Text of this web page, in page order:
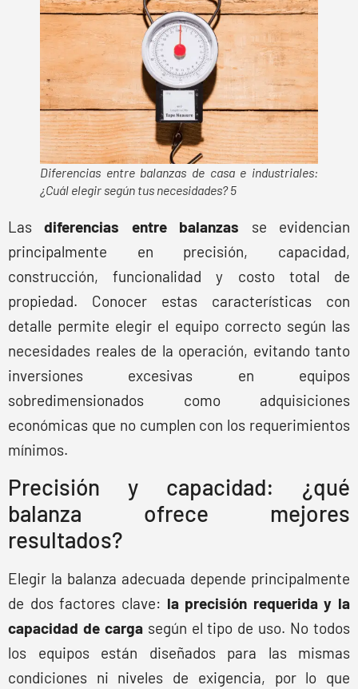
Diferencias entre balanzas de casa e industriales:
¿Cuál elegir según tus necesidades? 5
Lasdiferencias entre balanzas se evidencian
principalmente en precisión, capacidad,
construcción, funcionalidad y costo total de
propiedad. Conocer estas características con
detalle permite elegir el equipo correcto según las
necesidades reales de la operación, evitando tanto
inversiones excesivas en equipos
sobredimensionados como adquisiciones
económicas que no cumplen con los requerimientos
mínimos.
Precisión y capacidad: ¿qué
balanza ofrece mejores
resultados?
Elegir la balanza adecuada depende principalmente
de dos factores clave: la precisión requerida y la
capacidad de cargasegún el tipo de uso. No todos
los equipos están diseñados para las mismas
condiciones ni niveles de exigencia, por lo que